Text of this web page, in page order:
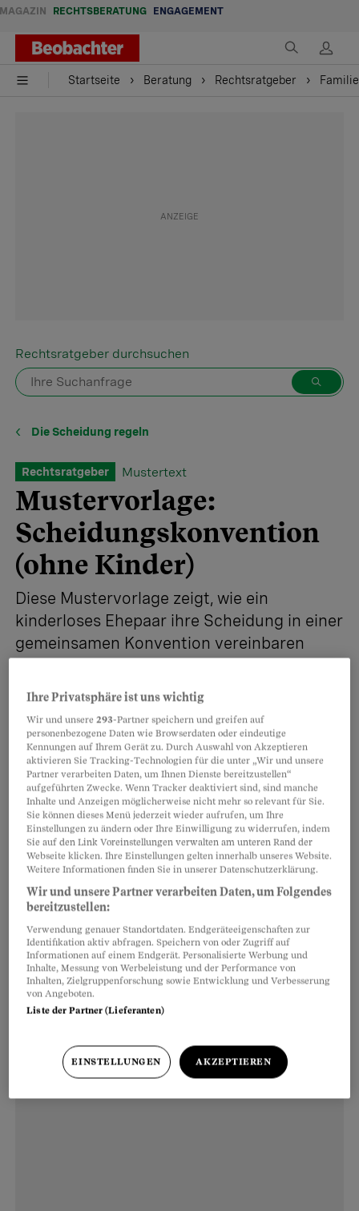
MAGAZIN RECHTSBERATUNG ENGAGEMENT
Startseite Beratung Rechtsratgeber Familie
Rechtsratgeber durchsuchen
Die Scheidung regeln
Rechtsratgeber Mustertext
Mustervorlage:
Scheidungskonvention
(ohne Kinder)
Diese Mustervorlage zeigt, wie ein
kinderloses Ehepaar ihre Scheidung in einer
gemeinsamen Konvention vereinbaren
Teilen Merken
Artikel teilen
Mit der folgenden Mustervorlage erfahren Sie:
Ihre Privatsphäre ist uns wichtig
Wir und unsere293-Partner speichern und greifen auf
personenbezogene Daten wie Browserdaten oder eindeutige
Kennungen auf Ihrem Gerät zu. Durch Auswahl von Akzeptieren
aktivieren Sie Tracking-Technologien für die unter „Wir und unsere
Partner verarbeiten Daten, um Ihnen Dienste bereitzustellen“
aufgeführten Zwecke. Wenn Tracker deaktiviert sind, sind manche
Inhalte und Anzeigen möglicherweise nicht mehr so relevant für Sie.
Sie können dieses Menü jederzeit wieder aufrufen, um Ihre
Einstellungen zu ändern oder Ihre Einwilligung zu widerrufen, indem
Sie auf den Link Voreinstellungen verwalten am unteren Rand der
Webseite klicken. Ihre Einstellungen gelten innerhalb unseres Website.
Weitere Informationen finden Sie in unserer Datenschutzerklärung.
Wir und unsere Partner verarbeiten Daten, um Folgendes
bereitzustellen:
Verwendung genauer Standortdaten. Endgeräteeigenschaften zur
Identifikation aktiv abfragen. Speichern von oder Zugriff auf
Informationen auf einem Endgerät. Personalisierte Werbung und
Inhalte, Messung von Werbeleistung und der Performance von
Inhalten, Zielgruppenforschung sowie Entwicklung und Verbesserung
von Angeboten.
Liste der Partner (Lieferanten)
EINSTELLUNGEN AKZEPTIEREN